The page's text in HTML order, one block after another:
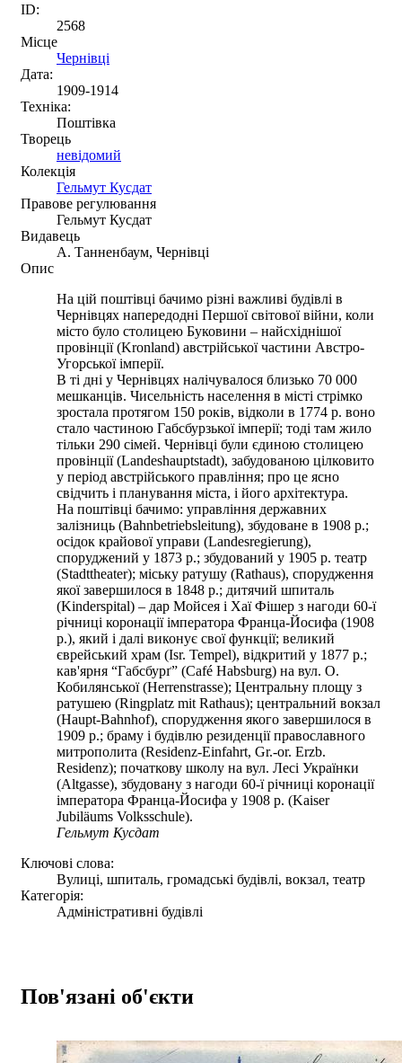
ID:
2568
Місце
Чернівці
Дата:
1909-1914
Техніка:
Поштівка
Творець
невідомий
Колекція
Гельмут Кусдат
Правове регулювання
Гельмут Кусдат
Видавець
А. Танненбаум, Чернівці
Опис
На цій поштівці бачимо різні важливі будівлі в
Чернівцях напередодні Першої світової війни, коли
місто було столицею Буковини – найсхіднішої
провінції (Kronland) австрійської частини Австро-
Угорської імперії.
В ті дні у Чернівцях налічувалося близько 70 000
мешканців. Чисельність населення в місті стрімко
зростала протягом 150 років, відколи в 1774 р. воно
стало частиною Габсбурзької імперії; тоді там жило
тільки 290 сімей. Чернівці були єдиною столицею
провінції (Landeshauptstadt), забудованою цілковито
у період австрійського правління; про це ясно
свідчить і планування міста, і його архітектура.
На поштівці бачимо: управління державних
залізниць (Bahnbetriebsleitung), збудоване в 1908 р.;
осідок крайової управи (Landesregierung),
споруджений у 1873 р.; збудований у 1905 р. театр
(Stadttheater); міську ратушу (Rathaus), спорудження
якої завершилося в 1848 р.; дитячий шпиталь
(Kinderspital) – дар Мойсея і Хаї Фішер з нагоди 60-ї
річниці коронації імператора Франца-Йосифа (1908
р.), який і далі виконує свої функції; великий
єврейський храм (Isr. Tempel), відкритий у 1877 р.;
кав'ярня “Габсбурґ” (Café Habsburg) на вул. О.
Кобилянської (Herrenstrasse); Центральну площу з
ратушею (Ringplatz mit Rathaus); центральний вокзал
(Haupt-Bahnhof), спорудження якого завершилося в
1909 р.; браму і будівлю резиденції православного
митрополита (Residenz-Einfahrt, Gr.-or. Erzb.
Residenz); початкову школу на вул. Лесі Українки
(Altgasse), збудовану з нагоди 60-ї річниці коронації
імператора Франца-Йосифа у 1908 р. (Kaiser
Jubiläums Volksschule).
Гельмут Кусдат
Ключові слова:
Вулиці, шпиталь, громадські будівлі, вокзал, театр
Категорія:
Адміністративні будівлі
Пов'язані об'єкти